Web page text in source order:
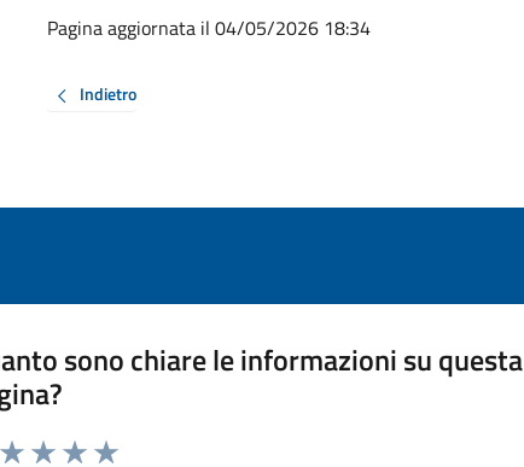
Pagina aggiornata il 04/05/2026 18:34
Indietro
sono chiare le informazioni su questa
da 1 a 5 stelle la pagina